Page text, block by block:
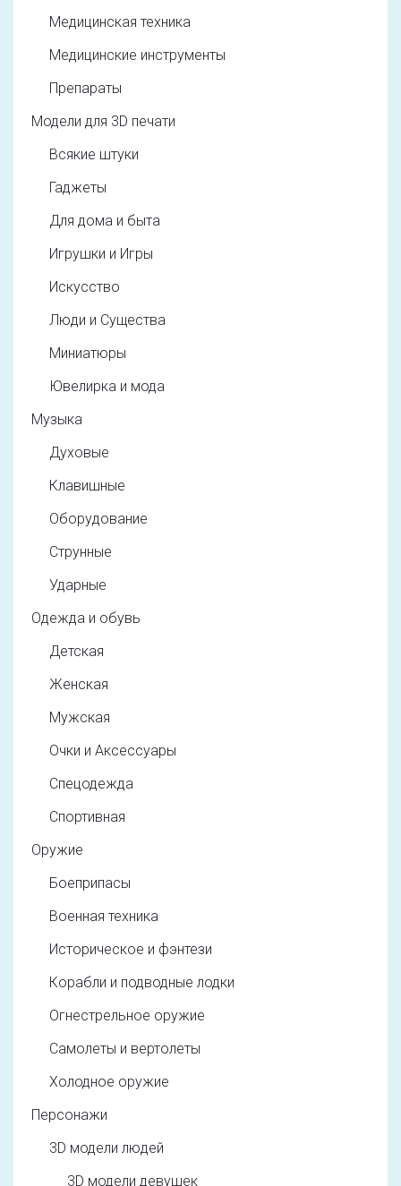
Медицинская техника
Медицинские инструменты
Препараты
Модели для 3D печати
Всякие штуки
Гаджеты
Для дома и быта
Игрушки и Игры
Искусство
Люди и Существа
Миниатюры
Ювелирка и мода
Музыка
Духовые
Клавишные
Оборудование
Струнные
Ударные
Одежда и обувь
Детская
Женская
Мужская
Очки и Аксессуары
Спецодежда
Спортивная
Оружие
Боеприпасы
Военная техника
Историческое и фэнтези
Корабли и подводные лодки
Огнестрельное оружие
Самолеты и вертолеты
Холодное оружие
Персонажи
3D модели людей
3D модели девушек